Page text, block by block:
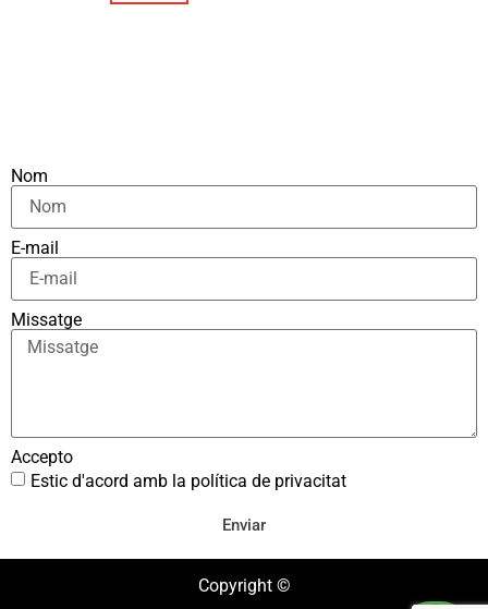
Nom
E-mail
Missatge
Accepto
Estic d'acord amb la política de privacitat
Enviar
Copyright ©